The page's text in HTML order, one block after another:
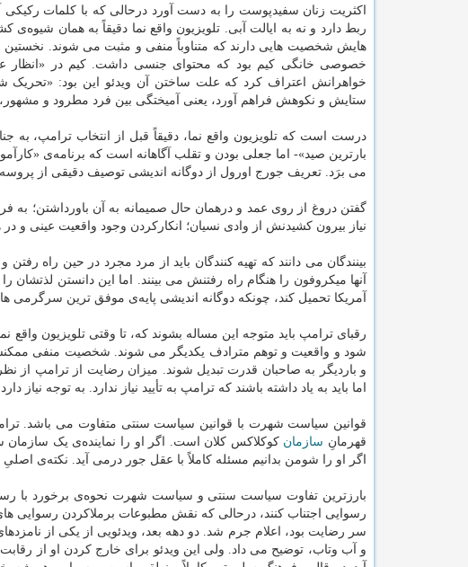
اکثریت زنان سفیدپوست را به دست آورد درحالی که با کلمات رکیکی
ربط دارد و نه به ایالت آبی. تلویزیون واقع نما دقیقاً به همان
هایش شخصیت هایی دارند که متناوباً منفی و مثبت می شوند. نخستین
خصوصی خانگی کیم بود که محتوای جنسی داشت. کیم در «انظار
خواهرانش اعتراف کرد که علت ساختن آن ویدئو این بود: «تحریک
ستایش و نکوهش فراهم آورد، یعنی آمیختگی بین فرد مطرود و
درست است که تلویزیون واقع نما، دقیقاً قبل از انتخاب ترامپ، به
می برَد. تعریف جورج اورول از دوگانه اندیشی توصیف دقیقی از
گفتن دروغ از روی عمد و درهمان حال صمیمانه به آن باورداشتن؛
نیاز بیرون کشیدنش از وادی نسیان؛ انکارکردن وجود واقعیت عینی و
بینندگان می دانند که تهیه کنندگان باید از مرد مجرد در حین راه
آنها میکروفون را هنگام راه رفتنش می بینند. اما این دانستن
آمریکا تحمیل کند، چونکه دوگانه اندیشی پایه‌ی موفق ترین سرگرمی
رقبای ترامپ باید متوجه این مساله بشوند که، تا وقتی تلویزیون
شود و واقعیت و توهم مترادف یکدیگر می شوند. شخصیت منفی
و باردیگر به صاحبان قدرت تبدیل شوند. میزان رضایت از ترامپ از
اما باید به یاد داشته باشند که ترامپ به تأیید نیاز ندارد. به توجه
قوانین سیاست شهرت با قوانین سیاست سنتی متفاوت می باشد.
قهرمانِ سازمان کوکلاکس کلان است. اگر او را نماینده‌ی یک سازمان
اگر او را شومن بدانیم مسئله کاملاً با عقل جور درمی آید. نکته‌ی
بارزترین تفاوت سیاست سنتی و سیاست شهرت نحوه‌ی برخورد با
رسوایی اجتناب کنند، درحالی که نقش مطبوعات برملاکردن رسوایی
سر رضایت بود، اعلام جرم شد. دو دهه بعد، ویدئویی از یکی از
و آب وتاب، توضیح می داد. ولی این ویدئو برای خارج کردن او از